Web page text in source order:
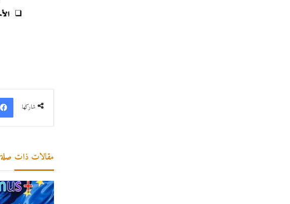
شاركها
مقالات ذات صلة